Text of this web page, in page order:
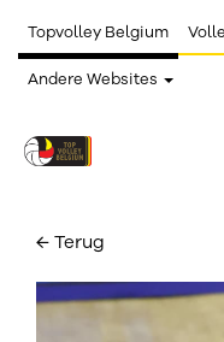
Topvolley Belgium
Andere Websites
← Terug